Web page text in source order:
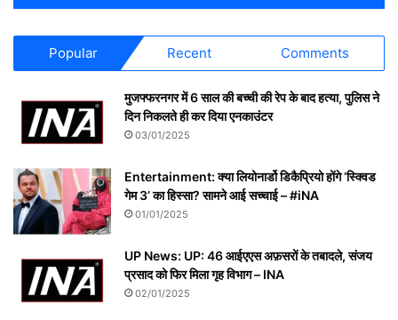
Popular Recent Comments
मुजफ्फरनगर में 6 साल की बच्ची की रेप के बाद हत्या, पुलिस ने
दिन निकलते ही कर दिया एनकाउंटर
03/01/2025
Entertainment: क्या लियोनार्डो डिकैप्रियो होंगे ‘स्क्विड
गेम 3’ का हिस्सा? सामने आई सच्चाई – #iNA
01/01/2025
UP News: UP: 46 आईएएस अफ़सरों के तबादले, संजय
प्रसाद को फिर मिला गृह विभाग – INA
02/01/2025